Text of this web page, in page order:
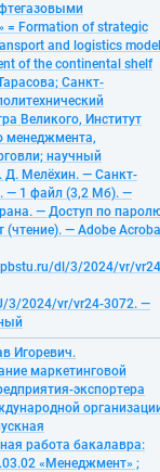
= Formation of strategic
and logistics model
of the continental shelf
Санкт-
Великого, Институт
менеджмента,
научный
Д. Мелёхин. — Санкт-
— 1 файл (3,2 Мб). —
— Доступ по
(чтение). — Adobe
dl/3/2024/vr/
3/2024/vr/vr24-3072. —
Игоревич.
маркетинговой
экспортера
работа бакалавра:
«Менеджмент» ;